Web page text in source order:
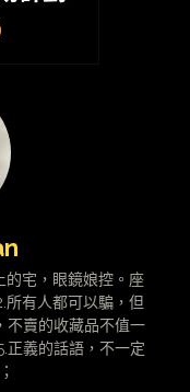
的宅，眼鏡娘控。座
所有人都可以騙，但
不賣的收藏品不值一
正義的話語，不一定